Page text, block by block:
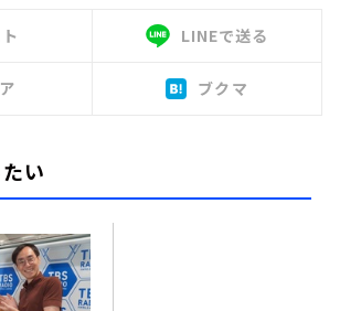
LINEで送る
ブクマ
い